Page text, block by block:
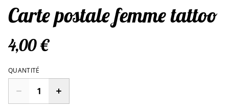
Carte postale femme tattoo
4,00 €
QUANTITÉ